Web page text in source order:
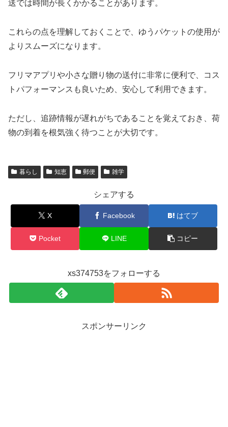
送では時間が長くかかることがあります。
これらの点を理解しておくことで、ゆうパケットの使用が
よりスムーズになります。
フリマアプリや小さな贈り物の送付に非常に便利で、コス
トパフォーマンスも良いため、安心して利用できます。
ただし、追跡情報が遅れがちであることを覚えておき、荷
物の到着を根気強く待つことが大切です。
暮らし 知恵 郵便 雑学
シェアする
X Facebook はてブ
Pocket LINE コピー
xs374753をフォローする
スポンサーリンク